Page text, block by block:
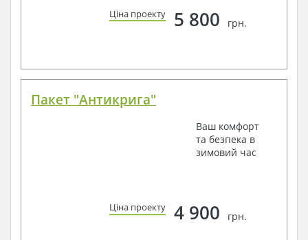
Ціна проекту 5 800 грн.
Пакет "Антикрига"
Ваш комфорт
та безпека в
зимовий час
Ціна проекту 4 900 грн.